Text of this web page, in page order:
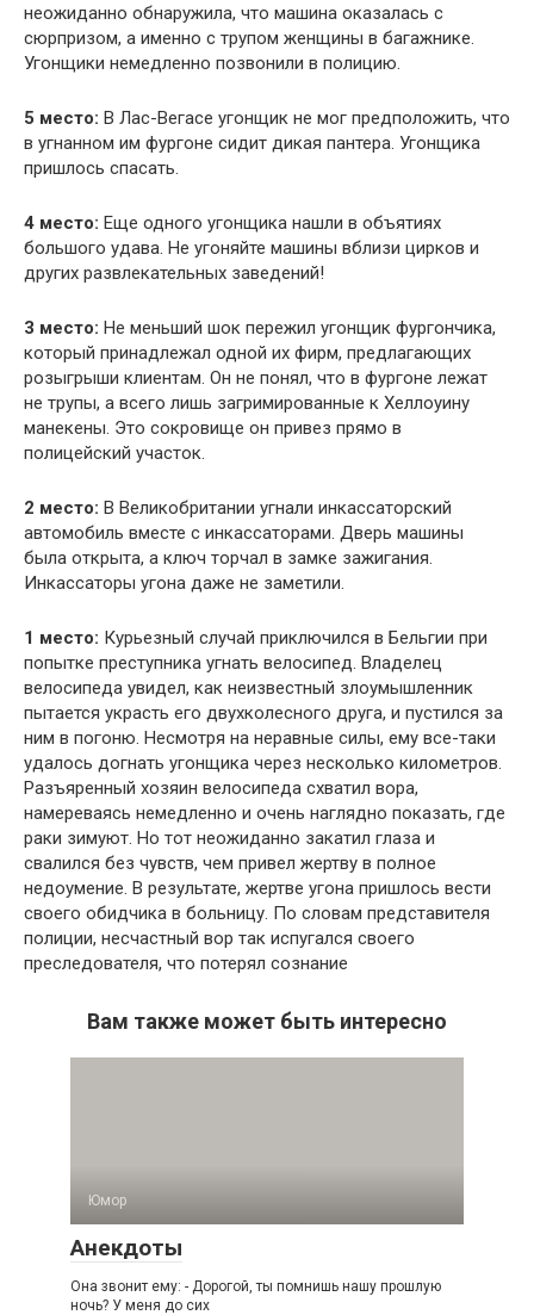
неожиданно обнаружила, что машина оказалась с
сюрпризом, а именно с трупом женщины в багажнике.
Угонщики немедленно позвонили в полицию.
5 место: В Лас-Вегасе угонщик не мог предположить, что
в угнанном им фургоне сидит дикая пантера. Угонщика
пришлось спасать.
4 место: Еще одного угонщика нашли в объятиях
большого удава. Не угоняйте машины вблизи цирков и
других развлекательных заведений!
3 место: Не меньший шок пережил угонщик фургончика,
который принадлежал одной их фирм, предлагающих
розыгрыши клиентам. Он не понял, что в фургоне лежат
не трупы, а всего лишь загримированные к Хеллоуину
манекены. Это сокровище он привез прямо в
полицейский участок.
2 место: В Великобритании угнали инкассаторский
автомобиль вместе с инкассаторами. Дверь машины
была открыта, а ключ торчал в замке зажигания.
Инкассаторы угона даже не заметили.
1 место: Курьезный случай приключился в Бельгии при
попытке преступника угнать велосипед. Владелец
велосипеда увидел, как неизвестный злоумышленник
пытается украсть его двухколесного друга, и пустился за
ним в погоню. Несмотря на неравные силы, ему все-таки
удалось догнать угонщика через несколько километров.
Разъяренный хозяин велосипеда схватил вора,
намереваясь немедленно и очень наглядно показать, где
раки зимуют. Но тот неожиданно закатил глаза и
свалился без чувств, чем привел жертву в полное
недоумение. В результате, жертве угона пришлось вести
своего обидчика в больницу. По словам представителя
полиции, несчастный вор так испугался своего
преследователя, что потерял сознание
Вам также может быть интересно
Юмор
Анекдоты
Она звонит ему: - Дорогой, ты помнишь нашу прошлую
ночь? У меня до сих